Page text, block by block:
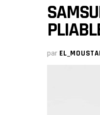
par